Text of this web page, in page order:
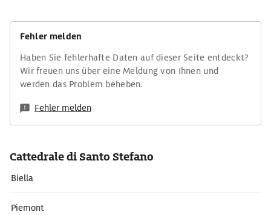
Fehler melden
Haben Sie fehlerhafte Daten auf dieser Seite entdeckt?
Wir freuen uns über eine Meldung von Ihnen und
werden das Problem beheben.
Fehler melden
Cattedrale di Santo Stefano
Biella
Piemont